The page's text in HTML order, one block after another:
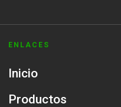
ENLACES
Inicio
Productos